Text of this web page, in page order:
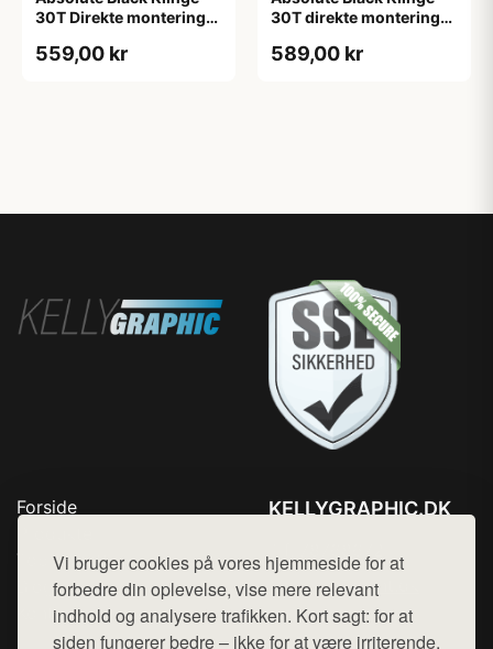
Vi bruger cookies på vores hjemmeside for at
forbedre din oplevelse, vise mere relevant
indhold og analysere trafikken. Kort sagt: for at
siden fungerer bedre – ikke for at være irriterende.
30T Direkte montering
Rød
559,00 kr
30T direkte montering
589,00 kr
Forside
Top Rabatter
Blog
Kontakt
KELLYGRAPHIC.DK
Mail: hej@want.dk
Cookie- og privatlivspolitik